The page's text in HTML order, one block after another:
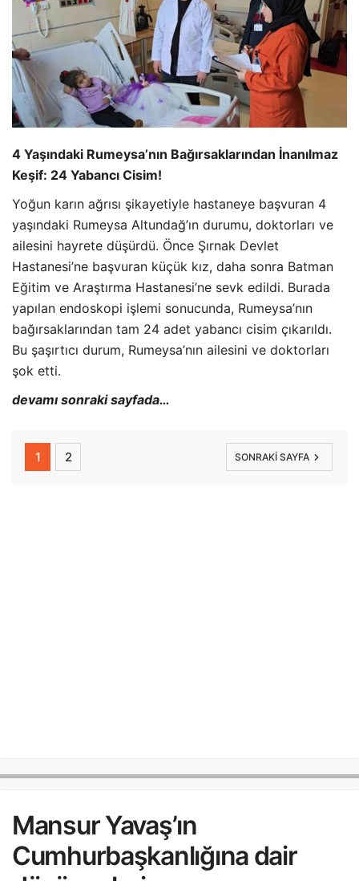
4 Yaşındaki Rumeysa’nın Bağırsaklarından İnanılmaz
Keşif: 24 Yabancı Cisim!
Yoğun karın ağrısı şikayetiyle hastaneye başvuran 4
yaşındaki Rumeysa Altundağ’ın durumu, doktorları ve
ailesini hayrete düşürdü. Önce Şırnak Devlet
Hastanesi’ne başvuran küçük kız, daha sonra Batman
Eğitim ve Araştırma Hastanesi’ne sevk edildi. Burada
yapılan endoskopi işlemi sonucunda, Rumeysa’nın
bağırsaklarından tam 24 adet yabancı cisim çıkarıldı.
Bu şaşırtıcı durum, Rumeysa’nın ailesini ve doktorları
şok etti.
devamı sonraki sayfada…
1 2 SONRAKI SAYFA
Mansur Yavaş’ın
Cumhurbaşkanlığına dair